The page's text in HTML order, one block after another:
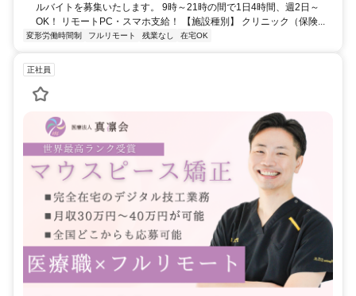
ルバイトを募集いたします。 9時～21時の間で1日4時間、週2日～
OK！ リモートPC・スマホ支給！ 【施設種別】 クリニック（保険...
変形労働時間制 フルリモート 残業なし 在宅OK
正社員